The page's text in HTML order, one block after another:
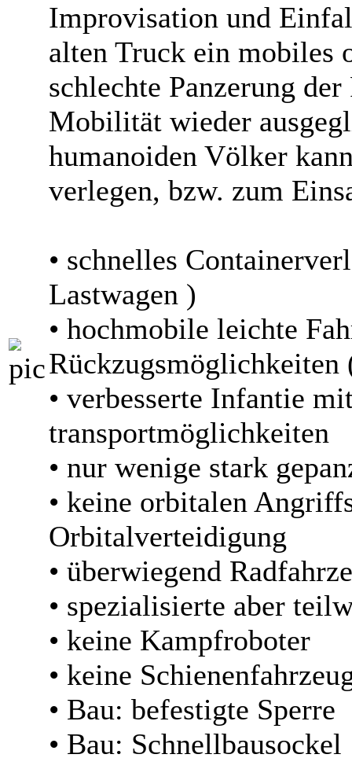
Improvisation und
alten Truck ein mobiles
schlechte Panzerung
Mobilität wieder
humanoiden Völker
verlegen, bzw. zum
• schnelles
Lastwagen )
• hochmobile leichte
• verbesserte Infantie
transportmöglichkeiten
• nur wenige stark
• keine orbitalen
Orbitalverteidigung
• überwiegend
• spezialisierte aber
• keine Kampfroboter
• keine
• Bau: befestigte Sperre
• Bau: Schnellbausockel